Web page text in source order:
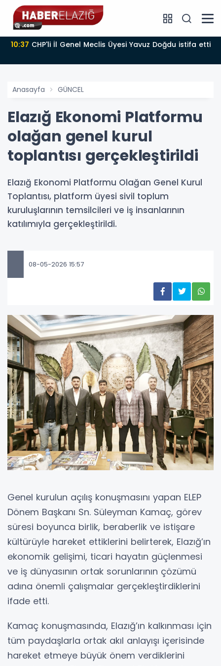
10:37 CHP'li İl Genel Meclis Üyesi Yavuz Doğdu istifa etti
Anasayfa GÜNCEL
Elazığ Ekonomi Platformu
olağan genel kurul
toplantısı gerçekleştirildi
Elazığ Ekonomi Platformu Olağan Genel Kurul
Toplantısı, platform üyesi sivil toplum
kuruluşlarının temsilcileri ve iş insanlarının
katılımıyla gerçekleştirildi.
08-05-2026 15:57
Genel kurulun açılış konuşmasını yapan ELEP
Dönem Başkanı Sn. Süleyman Kamaç, görev
süresi boyunca birlik, beraberlik ve istişare
kültürüyle hareket ettiklerini belirterek, Elazığ’ın
ekonomik gelişimi, ticari hayatın güçlenmesi
ve iş dünyasının ortak sorunlarının çözümü
adına önemli çalışmalar gerçekleştirdiklerini
ifade etti.
Kamaç konuşmasında, Elazığ’ın kalkınması için
tüm paydaşlarla ortak akıl anlayışı içerisinde
hareket etmeye büyük önem verdiklerini